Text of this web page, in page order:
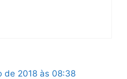
de 2018 às 08:38